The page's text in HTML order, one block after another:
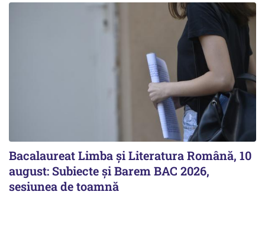
Bacalaureat Limba și Literatura Română, 10
august: Subiecte și Barem BAC 2026,
sesiunea de toamnă